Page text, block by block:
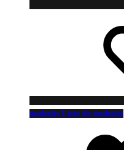
souhaits Liste de souhaits